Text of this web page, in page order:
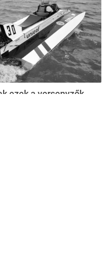
ezek a versenyzők